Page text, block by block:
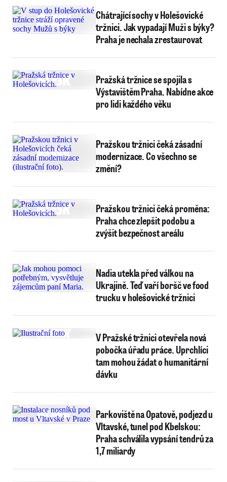
Chátrající sochy v Holešovické
tržnici. Jak vypadají Muži s býky?
Praha je nechala zrestaurovat
Pražská tržnice se spojila s
Výstavištěm Praha. Nabídne akce
pro lidi každého věku
Pražskou tržnici čeká zásadní
modernizace. Co všechno se
změní?
Pražskou tržnici čeká proměna:
Praha chce zlepšit podobu a
zvýšit bezpečnost areálu
Nadia utekla před válkou na
Ukrajině. Teď vaří boršč ve food
trucku v holešovické tržnici
V Pražské tržnici otevřela nová
pobočka úřadu práce. Uprchlíci
tam mohou žádat o humanitární
dávku
Parkoviště na Opatově, podjezd u
Vltavské, tunel pod Kbelskou:
Praha schválila vypsání tendrů za
1,7 miliardy